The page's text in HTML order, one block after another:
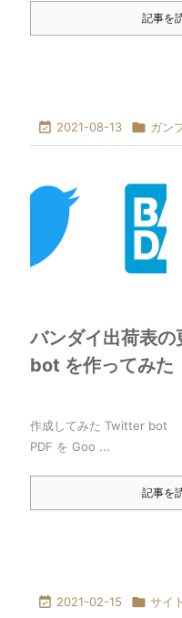
記事を
 2021-08-13  ガン
バンダイ出荷表
bot を作ってみた
作成してみた Twitter bot
PDF を Goo ...
記事を
 2021-02-15  サイ